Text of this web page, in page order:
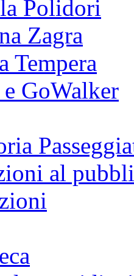
Polidori
Zagra
Tempera
GoWalker
al